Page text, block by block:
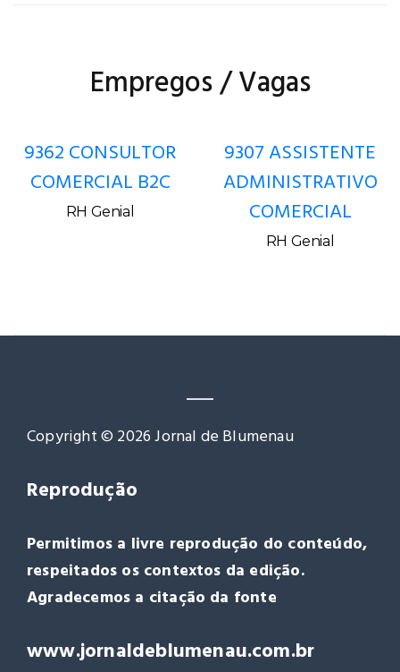
Empregos / Vagas
9362 CONSULTOR
COMERCIAL B2C
RH Genial
9307 ASSISTENTE
ADMINISTRATIVO
COMERCIAL
RH Genial
Copyright © 2026 Jornal de Blumenau
Reprodução
Permitimos a livre reprodução do conteúdo,
respeitados os contextos da edição.
Agradecemos a citação da fonte
www.jornaldeblumenau.com.br